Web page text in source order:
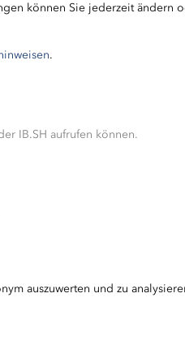
können Sie jederzeit ändern
.
IB.SH aufrufen können.
auszuwerten und zu
zur Verfügung